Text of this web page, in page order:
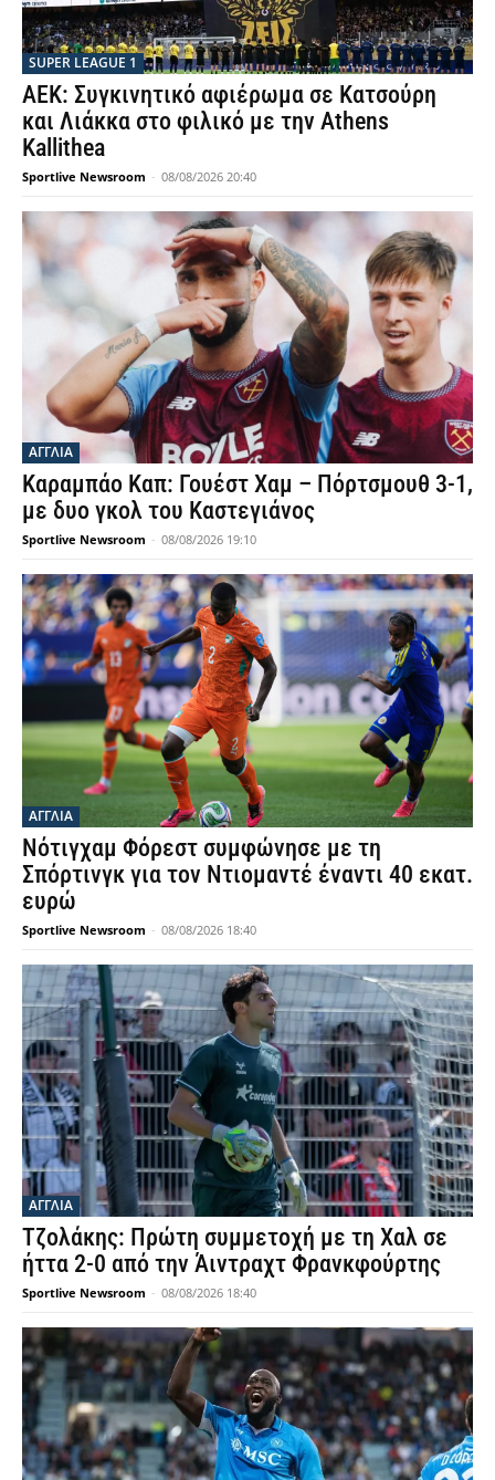
SUPER LEAGUE 1
ΑΕΚ: Συγκινητικό αφιέρωμα σε Κατσούρη
και Λιάκκα στο φιλικό με την Athens
Kallithea
Sportlive Newsroom - 08/08/2026 20:40
ΑΓΓΛΙΑ
Καραμπάο Καπ: Γουέστ Χαμ – Πόρτσμουθ 3-1,
με δυο γκολ του Καστεγιάνος
Sportlive Newsroom - 08/08/2026 19:10
ΑΓΓΛΙΑ
Νότιγχαμ Φόρεστ συμφώνησε με τη
Σπόρτινγκ για τον Ντιομαντέ έναντι 40 εκατ.
ευρώ
Sportlive Newsroom - 08/08/2026 18:40
ΑΓΓΛΙΑ
Τζολάκης: Πρώτη συμμετοχή με τη Χαλ σε
ήττα 2-0 από την Άιντραχτ Φρανκφούρτης
Sportlive Newsroom - 08/08/2026 18:40